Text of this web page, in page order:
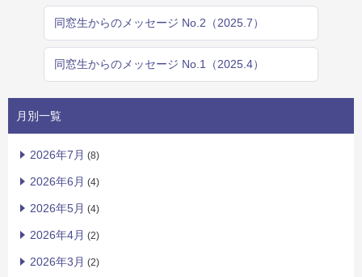
同窓生からのメッセージ No.2（2025.7）
同窓生からのメッセージ No.1（2025.4）
月別一覧
2026年7月 (8)
2026年6月 (4)
2026年5月 (4)
2026年4月 (2)
2026年3月 (2)